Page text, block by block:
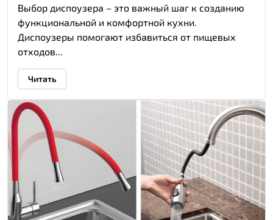
Выбор диспоузера – это важный шаг к созданию
функциональной и комфортной кухни.
Диспоузеры помогают избавиться от пищевых
отходов...
Читать